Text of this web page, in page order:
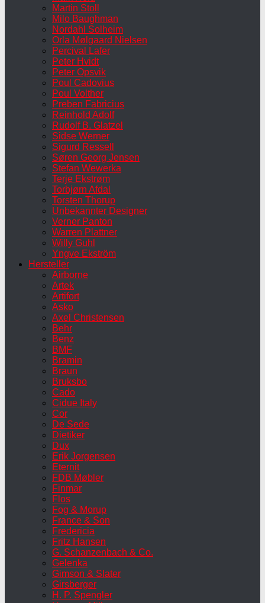
Martin Stoll
Milo Baughman
Nordahl Solheim
Orla Mølgaard Nielsen
Percival Lafer
Peter Hvidt
Peter Opsvik
Poul Cadovius
Poul Volther
Preben Fabricius
Reinhold Adolf
Rudolf B. Glatzel
Sidse Werner
Sigurd Ressell
Søren Georg Jensen
Stefan Wewerka
Terje Ekstrøm
Torbjørn Afdal
Torsten Thorup
Unbekannter Designer
Verner Panton
Warren Plattner
Willy Guhl
Yngve Ekström
Hersteller
Airborne
Artek
Artifort
Asko
Axel Christensen
Behr
Benz
BMF
Bramin
Braun
Bruksbo
Cado
Cidue Italy
Cor
De Sede
Dietiker
Dux
Erik Jorgensen
Eternit
FDB Møbler
Finmar
Flos
Fog & Morup
France & Son
Fredericia
Fritz Hansen
G. Schanzenbach & Co.
Gelenka
Gimson & Slater
Girsberger
H. P. Spengler